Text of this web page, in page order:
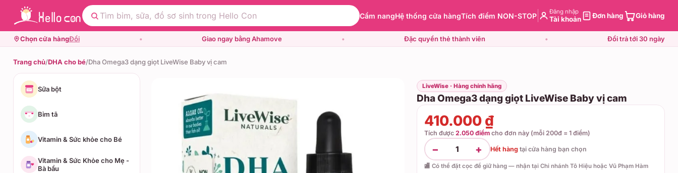
Cẩm nangHệ thống cửa hàngTích điểm NON-STOP Đăng nhập
Tài khoản Đơn hàng Giỏ hàng
Chọn cửa hàngĐổi • Giao ngay bằng Ahamove • Đặc quyền thẻ thành viên • Đổi trả tới 30 ngày
Trang chủ/DHA cho bé/Dha Omega3 dạng giọt LiveWise Baby vị cam
Sữa bột
Bỉm tã
Vitamin & Sức khỏe cho Bé
Vitamin & Sức Khỏe cho Mẹ -
Bà bầu
LiveWise · Hàng chính hãng
Dha Omega3 dạng giọt LiveWise Baby vị cam
410.000 ₫
Tích được 2.050 điểmcho đơn này (mỗi 200đ = 1 điểm)
− 1 + Hết hàngtại cửa hàng bạn chọn
🏬 Có thể đặt cọc để giữ hàng — nhận tại Chi nhánh Tô Hiệu hoặc Vũ Phạm Hàm